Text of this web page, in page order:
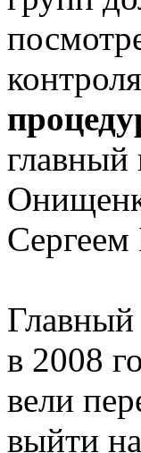
главный
в 2008
вели
выйти